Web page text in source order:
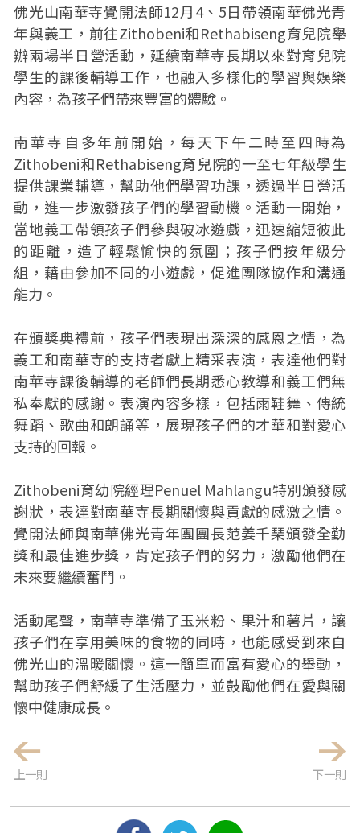
佛光山南華寺覺開法師12月4、5日帶領南華佛光青
年與義工，前往Zithobeni和Rethabiseng育兒院舉
辦兩場半日營活動，延續南華寺長期以來對育兒院
學生的課後輔導工作，也融入多樣化的學習與娛樂
內容，為孩子們帶來豐富的體驗。
南華寺自多年前開始，每天下午二時至四時為
Zithobeni和Rethabiseng育兒院的一至七年級學生
提供課業輔導，幫助他們學習功課，透過半日營活
動，進一步激發孩子們的學習動機。活動一開始，
當地義工帶領孩子們參與破冰遊戲，迅速縮短彼此
的距離，造了輕鬆愉快的氛圍；孩子們按年級分
組，藉由參加不同的小遊戲，促進團隊協作和溝通
能力。
在頒獎典禮前，孩子們表現出深深的感恩之情，為
義工和南華寺的支持者獻上精采表演，表達他們對
南華寺課後輔導的老師們長期悉心教導和義工們無
私奉獻的感謝。表演內容多樣，包括雨鞋舞、傳統
舞蹈、歌曲和朗誦等，展現孩子們的才華和對愛心
支持的回報。
Zithobeni育幼院經理Penuel Mahlangu特別頒發感
謝狀，表達對南華寺長期關懷與貢獻的感激之情。
覺開法師與南華佛光青年團團長范姜千琹頒發全勤
獎和最佳進步獎，肯定孩子們的努力，激勵他們在
未來要繼續奮鬥。
活動尾聲，南華寺準備了玉米粉、果汁和薯片，讓
孩子們在享用美味的食物的同時，也能感受到來自
佛光山的溫暖關懷。這一簡單而富有愛心的舉動，
幫助孩子們舒緩了生活壓力，並鼓勵他們在愛與關
懷中健康成長。
上一則 下一則